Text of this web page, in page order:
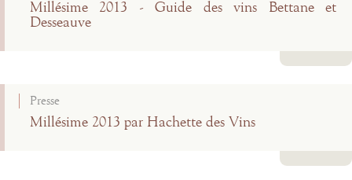
Millésime 2013 - Guide des vins Bettane et
Desseauve
Presse
Millésime 2013 par Hachette des Vins